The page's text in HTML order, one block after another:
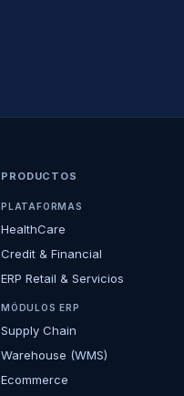
PRODUCTOS
PLATAFORMAS
HealthCare
Credit & Financial
ERP Retail & Servicios
MÓDULOS ERP
Supply Chain
Warehouse (WMS)
Ecommerce